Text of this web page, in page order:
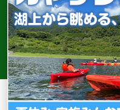
Copyright (C) 昇仙